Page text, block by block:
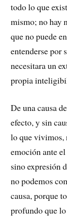
todo lo que
mismo; no hay
que no puede
entenderse por
necesitara un
propia
De una causa
efecto, y sin
lo que vivimos,
emoción ante
sino expresión
no podemos
causa, porque
profundo que